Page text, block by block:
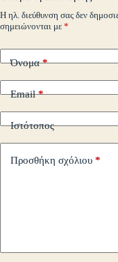
Η ηλ. διεύθυνση σας δεν
σημειώνονται με *
Όνομα*
Email*
Ιστότοπος
Προσθήκη σχόλιου *